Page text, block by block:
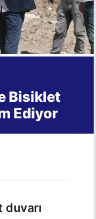
Bisiklet
Ediyor